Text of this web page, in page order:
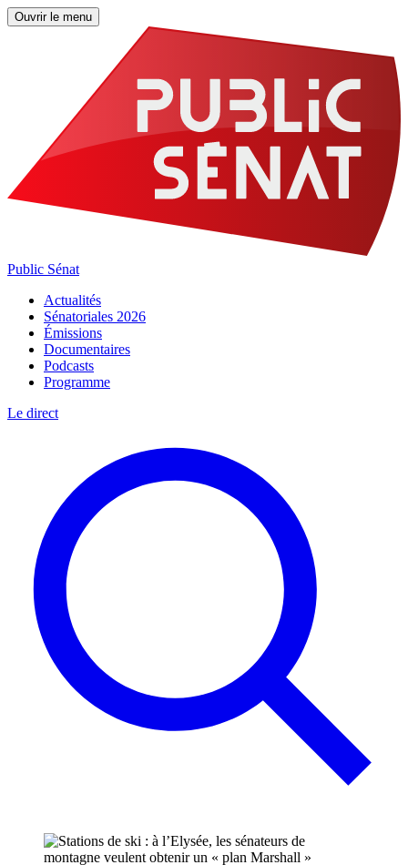
Ouvrir le menu
Public Sénat
Actualités
Sénatoriales 2026
Émissions
Documentaires
Podcasts
Programme
Le direct